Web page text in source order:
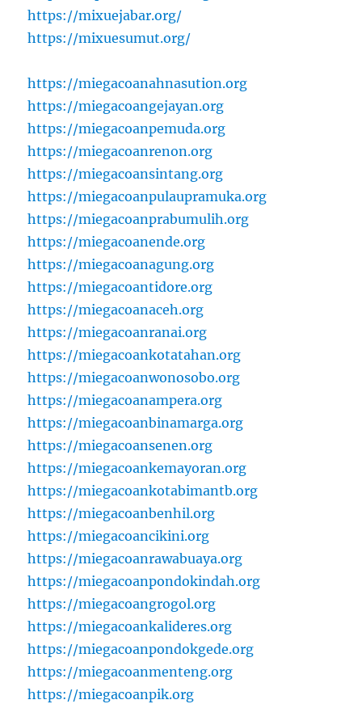
https://mixuejabar.org/
https://mixuesumut.org/
https://miegacoanahnasution.org
https://miegacoangejayan.org
https://miegacoanpemuda.org
https://miegacoanrenon.org
https://miegacoansintang.org
https://miegacoanpulaupramuka.org
https://miegacoanprabumulih.org
https://miegacoanende.org
https://miegacoanagung.org
https://miegacoantidore.org
https://miegacoanaceh.org
https://miegacoanranai.org
https://miegacoankotatahan.org
https://miegacoanwonosobo.org
https://miegacoanampera.org
https://miegacoanbinamarga.org
https://miegacoansenen.org
https://miegacoankemayoran.org
https://miegacoankotabimantb.org
https://miegacoanbenhil.org
https://miegacoancikini.org
https://miegacoanrawabuaya.org
https://miegacoanpondokindah.org
https://miegacoangrogol.org
https://miegacoankalideres.org
https://miegacoanpondokgede.org
https://miegacoanmenteng.org
https://miegacoanpik.org